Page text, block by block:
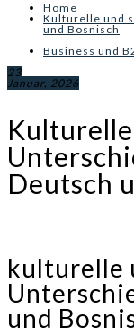
Home
Kulturelle und
und Bosnisch
Business und
23
Januar, 2026
Deutsch
kulturelle
und